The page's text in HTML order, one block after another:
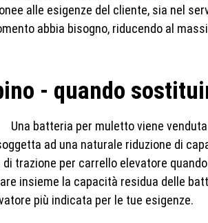
alle esigenze del cliente, sia nel
abbia bisogno, riducendo al
- quando
Una batteria per muletto viene
ad una naturale riduzione di
trazione per carrello elevatore
insieme la capacità residua delle
più indicata per le tue esigenze.